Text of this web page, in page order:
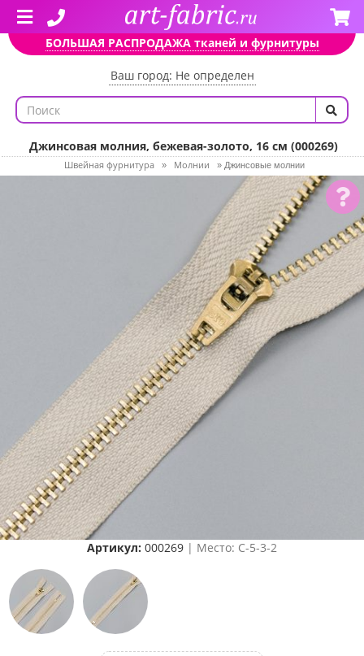
БОЛЬШАЯ РАСПРОДАЖА тканей и фурнитуры
Ваш город: Не определен
Джинсовая молния, бежевая-золото, 16 см (000269)
Швейная фурнитура » Молнии » Джинсовые молнии
Артикул: 000269 | Место: C-5-3-2